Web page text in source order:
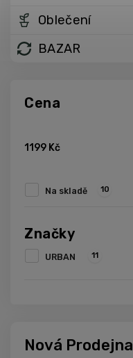
Oblečení
BAZAR
Cena
1199 Kč
Na skladě 10
Značky
URBAN 11
Nová Prodejna